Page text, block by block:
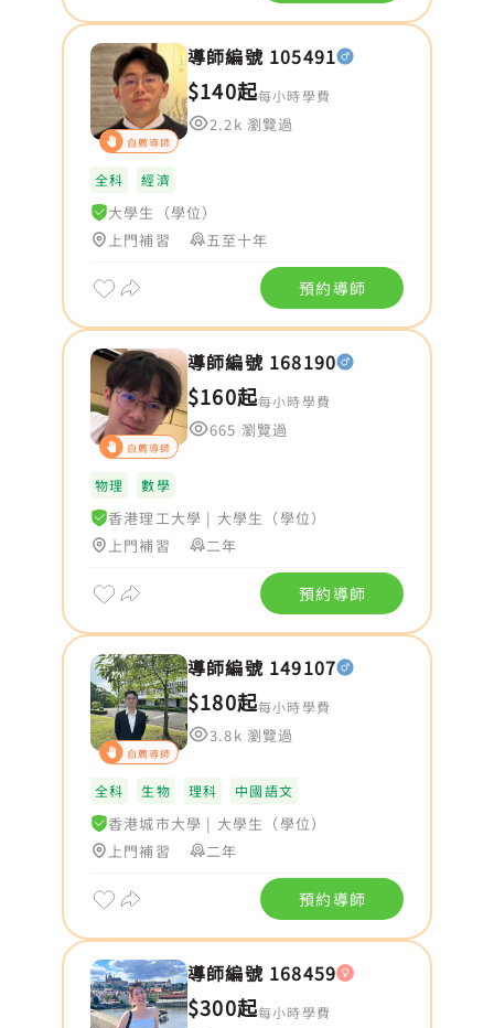
自薦導師
導師編號 105491
$140起每小時學費
2.2k 瀏覽過
全科 經濟
大學生（學位）
上門補習
五至十年
預約導師
自薦導師
導師編號 168190
$160起每小時學費
665 瀏覽過
物理 數學
香港理工大學 | 大學生（學位）
上門補習
二年
預約導師
自薦導師
導師編號 149107
$180起每小時學費
3.8k 瀏覽過
全科 生物 理科 中國語文
香港城市大學 | 大學生（學位）
上門補習
二年
預約導師
導師編號 168459
$300起每小時學費